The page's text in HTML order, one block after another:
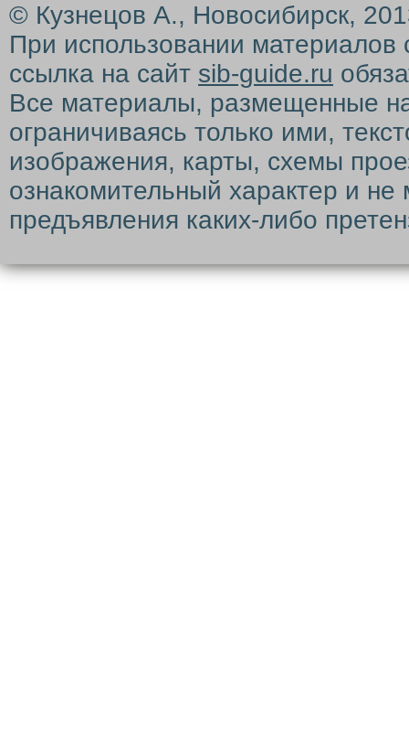
© Кузнецов А., Новосибирск,
При использовании материалов
ссылка на сайт sib-guide.ru
Все материалы, размещенные
ограничиваясь только ими,
изображения, карты, схемы
ознакомительный характер и
предъявления каких-либо